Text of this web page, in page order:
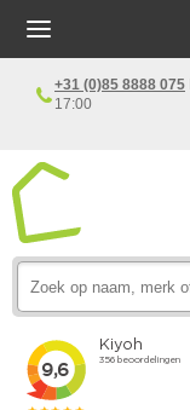
+31 (0)85 8888 075
17:00